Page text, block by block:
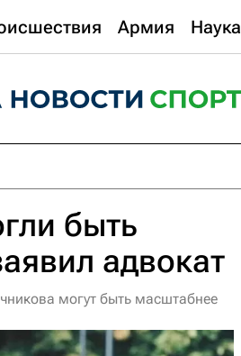
Армия Наука
быть
адвокат
могут быть масштабнее